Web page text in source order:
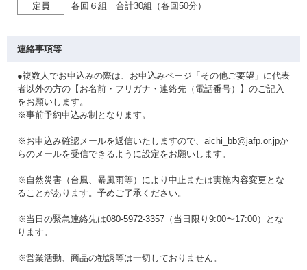
定員 各回６組 合計30組（各回50分）
連絡事項等
●複数人でお申込みの際は、お申込みページ「その他ご要望」に代表
者以外の方の【お名前・フリガナ・連絡先（電話番号）】のご記入
をお願いします。
※事前予約申込み制となります。
※お申込み確認メールを返信いたしますので、aichi_bb@jafp.or.jpか
らのメールを受信できるように設定をお願いします。
※自然災害（台風、暴風雨等）により中止または実施内容変更とな
ることがあります。予めご了承ください。
※当日の緊急連絡先は080-5972-3357（当日限り9:00〜17:00）とな
ります。
※営業活動、商品の勧誘等は一切しておりません。